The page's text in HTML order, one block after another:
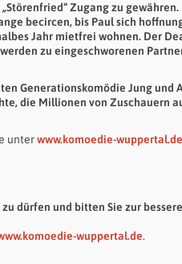
Zugang zu
becircen, bis Paul sich
Jahr mietfrei wohnen. Der
zu eingeschworenen
Generationskomödie Jung und
die Millionen von Zuschauern
unterwww.komoedie-wuppertal.de
dürfen und bitten Sie zur
wuppertal.de.